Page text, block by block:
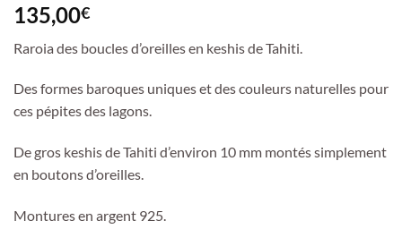
135,00€
Raroia des boucles d’oreilles en keshis de Tahiti.
Des formes baroques uniques et des couleurs naturelles pour
ces pépites des lagons.
De gros keshis de Tahiti d’environ 10 mm montés simplement
en boutons d’oreilles.
Montures en argent 925.